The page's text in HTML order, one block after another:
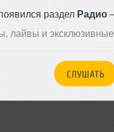
раздел Радио
лайвы и
СЛУШАТЬ